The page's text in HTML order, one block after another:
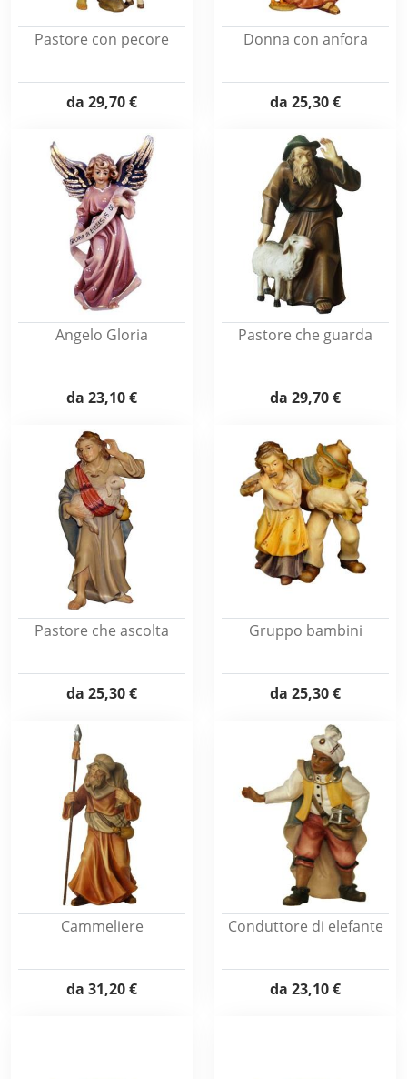
Pastore con pecore
da 29,70 €
Donna con anfora
da 25,30 €
Angelo Gloria
da 23,10 €
Pastore che guarda
da 29,70 €
Pastore che ascolta
da 25,30 €
Gruppo bambini
da 25,30 €
Cammeliere
da 31,20 €
Conduttore di elefante
da 23,10 €